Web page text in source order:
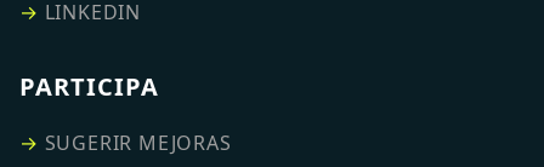
→ LINKEDIN
PARTICIPA
→ SUGERIR MEJORAS